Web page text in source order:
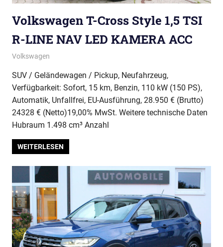
Volkswagen T-Cross Style 1,5 TSI
R-LINE NAV LED KAMERA ACC
Volkswagen
SUV / Geländewagen / Pickup, Neufahrzeug,
Verfügbarkeit: Sofort, 15 km, Benzin, 110 kW (150 PS),
Automatik, Unfallfrei, EU-Ausführung, 28.950 € (Brutto)
24328 € (Netto)19,00% MwSt. Weitere technische Daten
Hubraum 1.498 cm³ Anzahl
WEITERLESEN